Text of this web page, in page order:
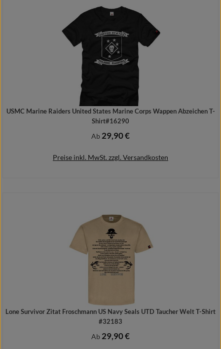
In den Warenkorb
USMC Marine Raiders United States Marine Corps Wappen Abzeichen T-
Shirt#16290
Regulärer Preis:
Ab29,90 €
Preise inkl. MwSt. zzgl. Versandkosten
Lone Survivor Zitat Froschmann US Navy Seals UTD Taucher Welt T-Shirt
#32183
Regulärer Preis:
Ab29,90 €